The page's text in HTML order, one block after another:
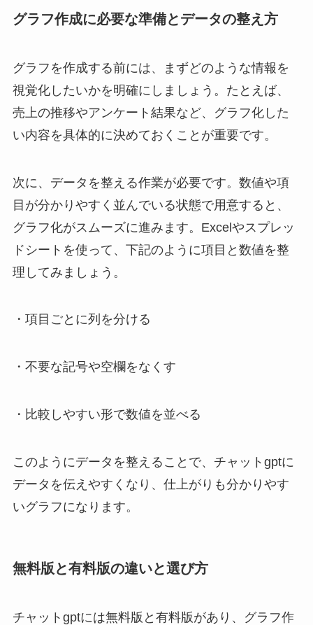
グラフ作成に必要な準備とデータの整え方
グラフを作成する前には、まずどのような情報を
視覚化したいかを明確にしましょう。たとえば、
売上の推移やアンケート結果など、グラフ化した
い内容を具体的に決めておくことが重要です。
次に、データを整える作業が必要です。数値や項
目が分かりやすく並んでいる状態で用意すると、
グラフ化がスムーズに進みます。Excelやスプレッ
ドシートを使って、下記のように項目と数値を整
理してみましょう。
・項目ごとに列を分ける
・不要な記号や空欄をなくす
・比較しやすい形で数値を並べる
このようにデータを整えることで、チャットgptに
データを伝えやすくなり、仕上がりも分かりやす
いグラフになります。
無料版と有料版の違いと選び方
チャットgptには無料版と有料版があり、グラフ作